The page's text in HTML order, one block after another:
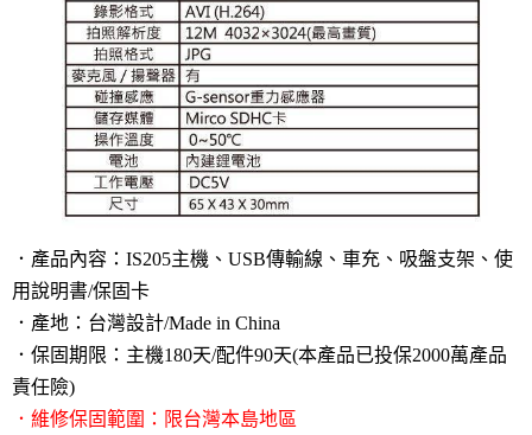
．產品內容：IS205主機、USB傳輸線、車充、吸盤支架、使
用說明書/保固卡
．產地：台灣設計/Made in China
．保固期限：主機180天/配件90天(本產品已投保2000萬產品
責任險)
．維修保固範圍：限台灣本島地區